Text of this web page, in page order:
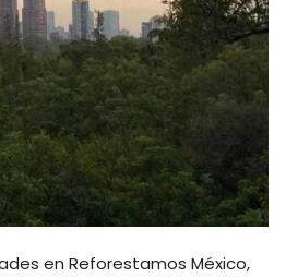
en Reforestamos México,